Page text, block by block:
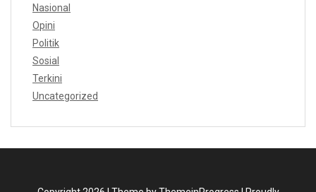
Nasional
Opini
Politik
Sosial
Terkini
Uncategorized